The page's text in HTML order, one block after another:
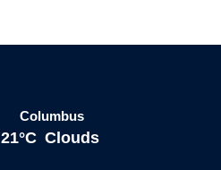
Columbus
21°C Clouds